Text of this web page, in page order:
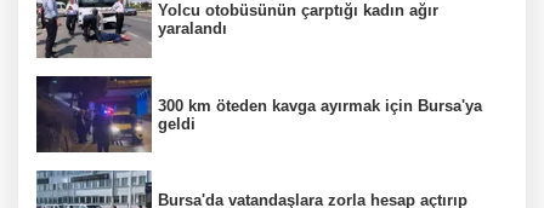
Yolcu otobüsünün çarptığı kadın ağır
yaralandı
300 km öteden kavga ayırmak için Bursa'ya
geldi
Bursa'da vatandaşlara zorla hesap açtırıp